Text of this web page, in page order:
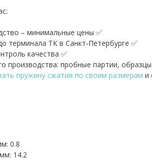
– минимальные цены ✅
терминала ТК в Санкт‑Петербурге ✅
качества ✅
производства: пробные партии, образцы
пружину сжатия по своим размерам и
0.8
14.2